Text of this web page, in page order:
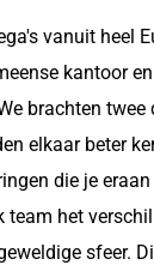
vanuit heel
kantoor
brachten twee
elkaar beter
die je
team het
sfeer.